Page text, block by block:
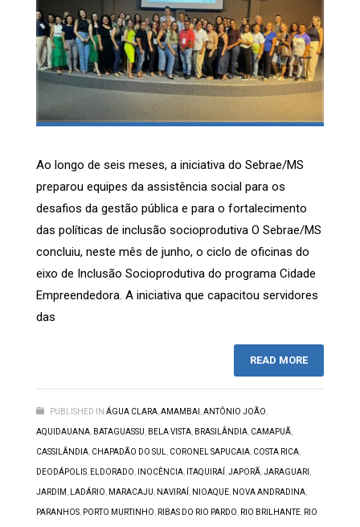
Ao longo de seis meses, a iniciativa do Sebrae/MS
preparou equipes da assistência social para os
desafios da gestão pública e para o fortalecimento
das políticas de inclusão socioprodutiva O Sebrae/MS
concluiu, neste mês de junho, o ciclo de oficinas do
eixo de Inclusão Socioprodutiva do programa Cidade
Empreendedora. A iniciativa que capacitou servidores
das
READ MORE
PUBLISHED IN ÁGUA CLARA AMAMBAI ANTÔNIO JOÃO
AQUIDAUANA BATAGUASSU BELA VISTA BRASILÂNDIA CAMAPUÃ
CASSILÂNDIA CHAPADÃO DO SUL CORONEL SAPUCAIA COSTA RICA
DEODÁPOLIS ELDORADO INOCÊNCIA ITAQUIRAÍ JAPORÃ JARAGUARI
JARDIM LADÁRIO MARACAJU NAVIRAÍ NIOAQUE NOVA ANDRADINA
PARANHOS PORTO MURTINHO RIBAS DO RIO PARDO RIO BRILHANTE RIO